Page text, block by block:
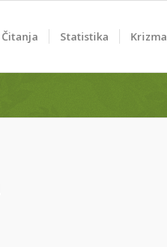
Čitanja Statistika Krizma